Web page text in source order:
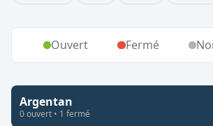
Ouvert Fermé
Argentan
0ouvert • 1 fermé